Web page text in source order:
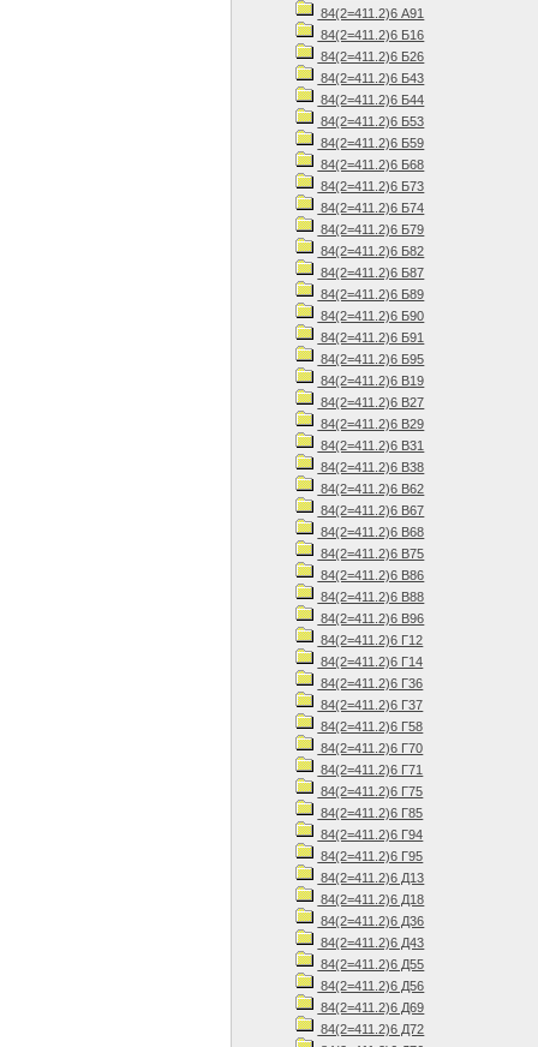
84(2=411.2)6 А91
84(2=411.2)6 Б16
84(2=411.2)6 Б26
84(2=411.2)6 Б43
84(2=411.2)6 Б44
84(2=411.2)6 Б53
84(2=411.2)6 Б59
84(2=411.2)6 Б68
84(2=411.2)6 Б73
84(2=411.2)6 Б74
84(2=411.2)6 Б79
84(2=411.2)6 Б82
84(2=411.2)6 Б87
84(2=411.2)6 Б89
84(2=411.2)6 Б90
84(2=411.2)6 Б91
84(2=411.2)6 Б95
84(2=411.2)6 В19
84(2=411.2)6 В27
84(2=411.2)6 В29
84(2=411.2)6 В31
84(2=411.2)6 В38
84(2=411.2)6 В62
84(2=411.2)6 В67
84(2=411.2)6 В68
84(2=411.2)6 В75
84(2=411.2)6 В86
84(2=411.2)6 В88
84(2=411.2)6 В96
84(2=411.2)6 Г12
84(2=411.2)6 Г14
84(2=411.2)6 Г36
84(2=411.2)6 Г37
84(2=411.2)6 Г58
84(2=411.2)6 Г70
84(2=411.2)6 Г71
84(2=411.2)6 Г75
84(2=411.2)6 Г85
84(2=411.2)6 Г94
84(2=411.2)6 Г95
84(2=411.2)6 Д13
84(2=411.2)6 Д18
84(2=411.2)6 Д36
84(2=411.2)6 Д43
84(2=411.2)6 Д55
84(2=411.2)6 Д56
84(2=411.2)6 Д69
84(2=411.2)6 Д72